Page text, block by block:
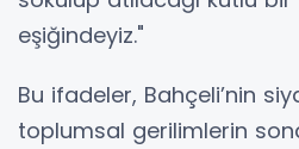
eşiğindeyiz."
Bu ifadeler, Bahçeli’nin
toplumsal gerilimlerin